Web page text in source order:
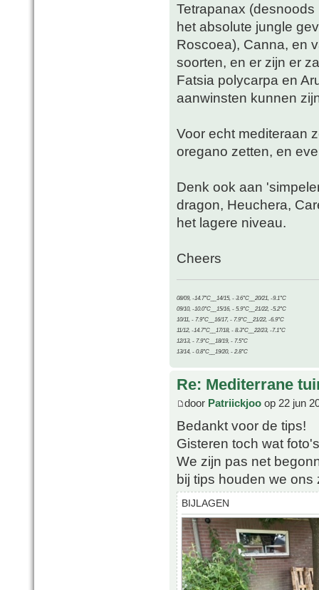
Tetrapanax
het absolute jungle
Roscoea), Canna, en
soorten, en er zijn er
Fatsia polycarpa en
aanwinsten kunnen
Voor echt mediteraan
oregano zetten, en
Denk ook aan
dragon, Heuchera,
het lagere niveau.
Cheers
08/09, -14.7°C__14/15, - 3.6°C__20/21, -9.1°C
09/10, -10.0°C__15/16, - 5.9°C__21/22, -5.2°C
10/11, - 7.9°C__16/17, - 7.9°C__21/22, -6.9°C
11/12, -14.7°C__17/18, - 8.3°C__22/23, -7.1°C
12/13, - 7.9°C__18/19, - 7.5°C
13/14, - 0.8°C__19/20, - 2.8°C
Re: Mediterrane
door Patriickjoo op 22 jun
Bedankt voor de tips!
Gisteren toch wat
We zijn pas net
bij tips houden we
BIJLAGEN